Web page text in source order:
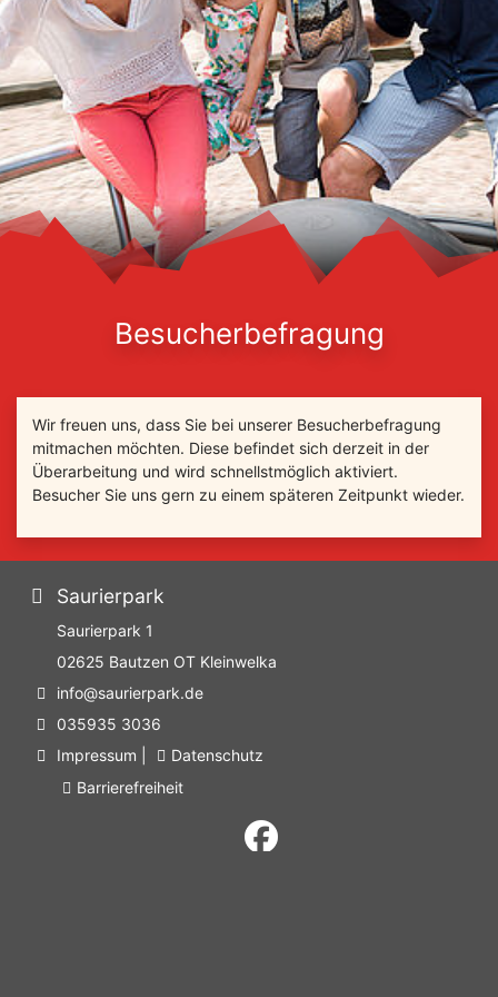
Besucherbefragung
Wir freuen uns, dass Sie bei unserer Besucherbefragung
mitmachen möchten. Diese befindet sich derzeit in der
Überarbeitung und wird schnellstmöglich aktiviert.
Besucher Sie uns gern zu einem späteren Zeitpunkt wieder.
Saurierpark
Saurierpark 1
02625 Bautzen OT Kleinwelka
info@saurierpark.de
035935 3036
Impressum
Datenschutz
Barrierefreiheit